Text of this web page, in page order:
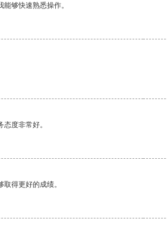
够快速熟悉操作。
度非常好。
得更好的成绩。